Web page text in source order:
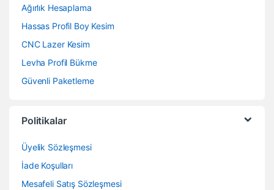
Ağırlık Hesaplama
Hassas Profil Boy Kesim
CNC Lazer Kesim
Levha Profil Bükme
Güvenli Paketleme
Politikalar
Üyelik Sözleşmesi
İade Koşulları
Mesafeli Satış Sözleşmesi